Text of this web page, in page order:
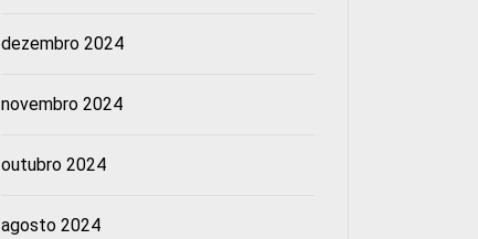
dezembro 2024
novembro 2024
outubro 2024
agosto 2024